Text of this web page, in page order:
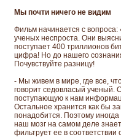
Мы почти ничего не видим
Фильм начинается с вопроса:
ученых неспроста. Они
поступает 400 триллионов
цифра! Но до нашего
Почувствуйте разницу!
- Мы живем в мире, где все,
говорит седовласый ученый.
поступающую к нам
Остальное хранится как бы
понадобится. Поэтому
наш мозг на самом деле
фильтрует ее в